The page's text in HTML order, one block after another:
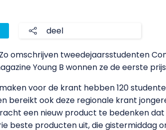
deel
omschrijven tweedejaarsstudenten
Young B wonnen ze de eerste
voor de krant hebben 120
bereikt ook deze regionale krant
een nieuw product te bedenken
beste producten uit, die gistermiddag